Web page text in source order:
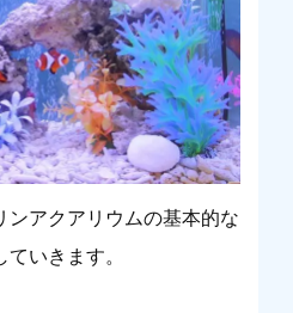
ンアクアリウムの基本的な
いきます。